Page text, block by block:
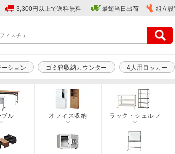
3,300円以上で送料無料 最短当日出荷 組立
ション ゴミ箱収納カウンター 4人用ロッカー
ブル オフィス収納 ラック・シェルフ